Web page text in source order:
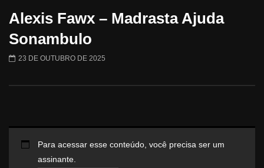
Alexis Fawx – Madrasta Ajuda
Sonambulo
23 DE OUTUBRO DE 2025
Para acessar esse conteúdo, você precisa ser um
assinante.